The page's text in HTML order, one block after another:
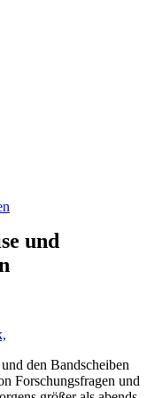
und
den Bandscheiben
Forschungsfragen und